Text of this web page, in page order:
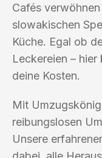
Cafés
slowakischen
Küche. Egal ob
Leckereien –
deine Kosten.
Mit
reibungslosen
Unsere